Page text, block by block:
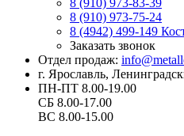
8 (910) 973-75-24
8 (4942) 499-149
Заказать звонок
Отдел продаж:
г. Ярославль,
ПН-ПТ 8.00-19.00
СБ 8.00-17.00
ВС 8.00-15.00